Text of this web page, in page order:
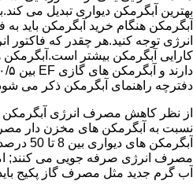
بهترین آبگرمکن دیواری تبدیل می
انرژی توجه کنید.هر چقدر که فاکتور
دفترچه راهنمای آبگرمکن ذکر می
از نظر کاهش مصرف انرژی آبگرمکن
نسبت به آبگرمکن های مخزن دار
آبگرمکن
مصرف انرژی صرفه جویی می کنند;
آب گرم جدید مثل مصرف گاز پکیج